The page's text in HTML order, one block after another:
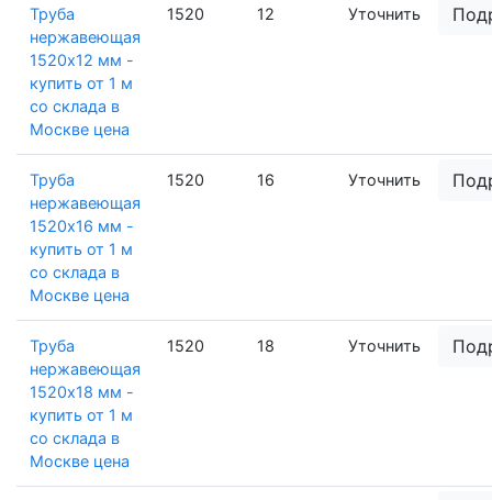
Труба
нержавеющая
1520х12 мм -
купить от 1 м
со склада в
Москве цена
1520 12 Уточнить
Труба
нержавеющая
1520х16 мм -
купить от 1 м
со склада в
Москве цена
1520 16 Уточнить
Труба
нержавеющая
1520х18 мм -
купить от 1 м
со склада в
Москве цена
1520 18 Уточнить